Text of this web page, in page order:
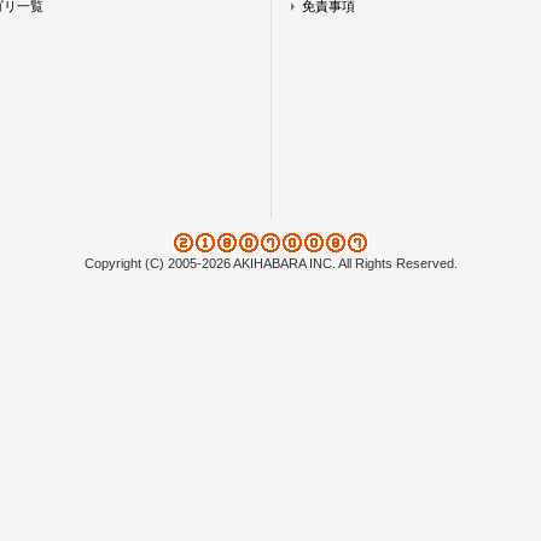
リ一覧 免責事項
Copyright (C) 2005-2026 AKIHABARA INC. All Rights Reserved.